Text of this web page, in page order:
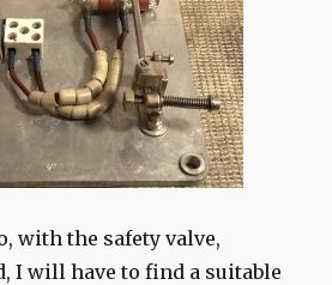
with the safety valve,
I will have to find a suitable